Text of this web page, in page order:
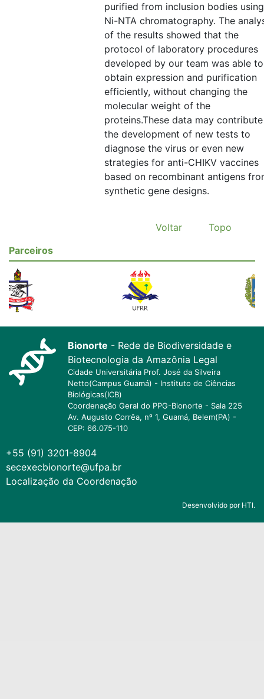
purified from inclusion bodies using
Ni-NTA chromatography. The
of the results showed that the
protocol of laboratory procedures
developed by our team was able to
obtain expression and purification
efficiently, without changing the
molecular weight of the
proteins.These data may
the development of new tests to
diagnose the virus or even new
strategies for anti-CHIKV vaccines
based on recombinant antigens
synthetic gene designs.
Voltar
Topo
Parceiros
Bionorte - Rede de Biodiversidade e
Biotecnologia da Amazônia Legal
Cidade Universitária Prof. José da Silveira
Netto(Campus Guamá) - Instituto de Ciências
Biológicas(ICB)
Coordenação Geral do PPG-Bionorte - Sala 225
Av. Augusto Corrêa, nº 1, Guamá, Belem(PA) -
CEP: 66.075-110
+55 (91) 3201-8904
secexecbionorte@ufpa.br
Localização da Coordenação
Desenvolvido por HTI.